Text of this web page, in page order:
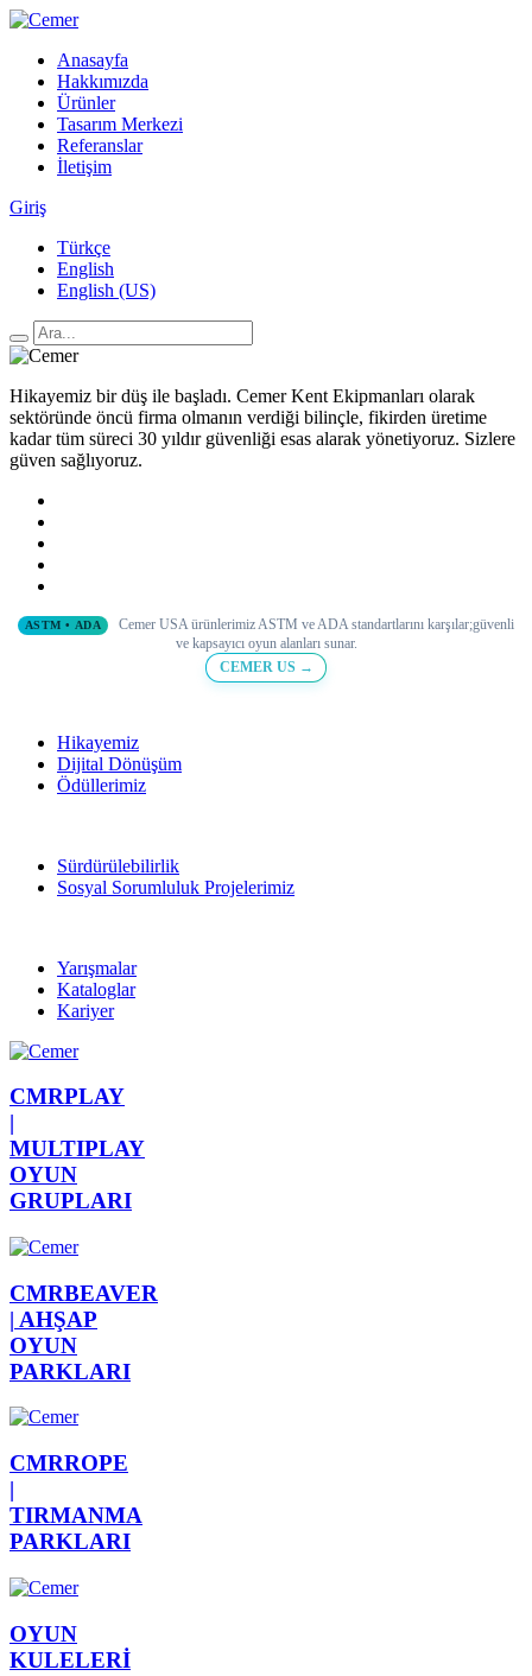
Anasayfa
Hakkımızda
Ürünler
Tasarım Merkezi
Referanslar
İletişim
Giriş
Türkçe
English
English (US)
Hikayemiz bir düş ile başladı. Cemer Kent Ekipmanları olarak
sektöründe öncü firma olmanın verdiği bilinçle, fikirden üretime
kadar tüm süreci 30 yıldır güvenliği esas alarak yönetiyoruz. Sizlere
güven sağlıyoruz.
ASTM • ADA Cemer USA ürünlerimiz ASTM ve ADA standartlarını karşılar;güvenli
ve kapsayıcı oyun alanları sunar.
CEMER US →
Hikayemiz
Dijital Dönüşüm
Ödüllerimiz
Sürdürülebilirlik
Sosyal Sorumluluk Projelerimiz
Yarışmalar
Kataloglar
Kariyer
CMRPLAY
|
MULTIPLAY
OYUN
GRUPLARI
CMRBEAVER
| AHŞAP
OYUN
PARKLARI
CMRROPE
|
TIRMANMA
PARKLARI
OYUN
KULELERİ